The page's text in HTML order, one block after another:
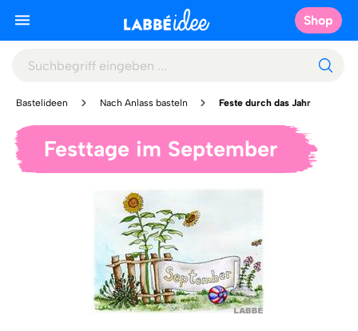
Shop
Bastelideen Nach Anlass basteln Feste durch das Jahr
Festtage im September